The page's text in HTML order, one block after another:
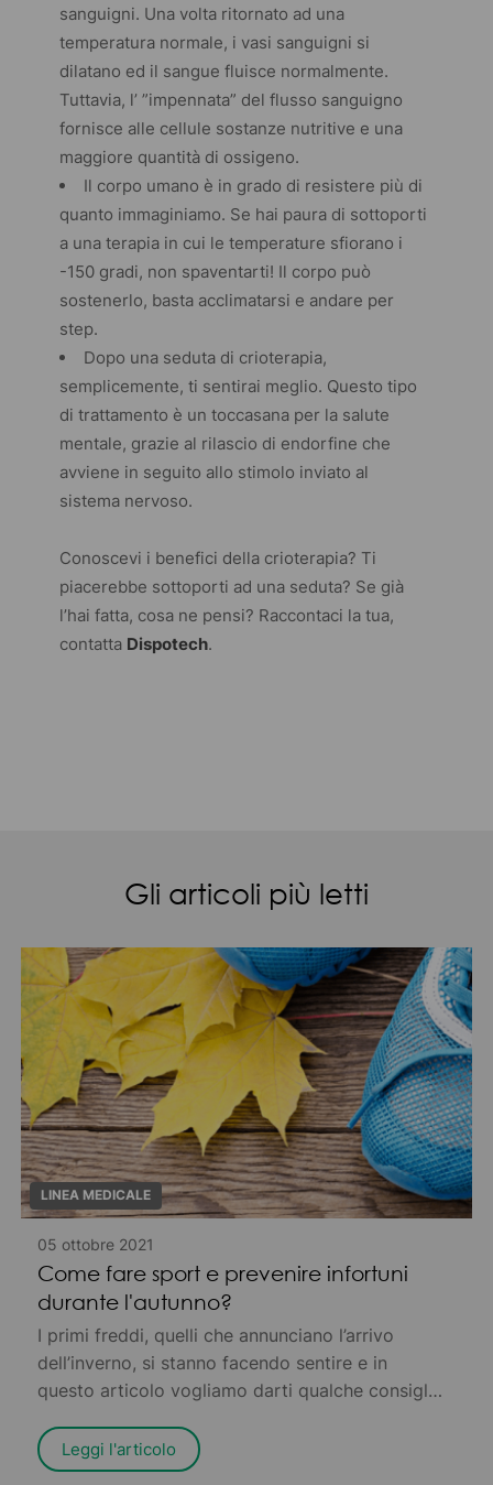
sanguigni. Una volta ritornato ad una
temperatura normale, i vasi sanguigni si
dilatano ed il sangue fluisce normalmente.
Tuttavia, l’ ”impennata” del flusso sanguigno
fornisce alle cellule sostanze nutritive e una
maggiore quantità di ossigeno.
Il corpo umano è in grado di resistere più di
quanto immaginiamo. Se hai paura di sottoporti
a una terapia in cui le temperature sfiorano i
-150 gradi, non spaventarti! Il corpo può
sostenerlo, basta acclimatarsi e andare per
step.
Dopo una seduta di crioterapia,
semplicemente, ti sentirai meglio. Questo tipo
di trattamento è un toccasana per la salute
mentale, grazie al rilascio di endorfine che
avviene in seguito allo stimolo inviato al
sistema nervoso.
Conoscevi i benefici della crioterapia? Ti
piacerebbe sottoporti ad una seduta? Se già
l’hai fatta, cosa ne pensi? Raccontaci la tua,
contatta Dispotech.
Gli articoli più letti
LINEA MEDICALE
05 ottobre 2021
Come fare sport e prevenire infortuni
durante l'autunno?
I primi freddi, quelli che annunciano l’arrivo
dell’inverno, si stanno facendo sentire e in
questo articolo vogliamo darti qualche consiglio
possono provocarti dolore – o peggio, tenerti
costretto in casa per riprenderti
Leggi l'articolo